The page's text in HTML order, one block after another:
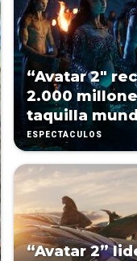
“Avatar 2″
2.000
taquilla
ESPECTÁCULOS
“Avatar 2”